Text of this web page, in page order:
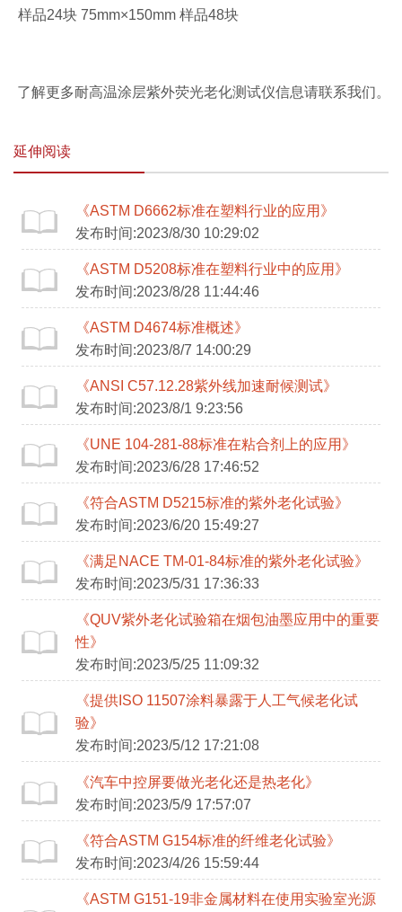
样品24块 75mm×150mm 样品48块
了解更多耐高温涂层紫外荧光老化测试仪信息请联系我们。
延伸阅读
《ASTM D6662标准在塑料行业的应用》
发布时间:2023/8/30 10:29:02
《ASTM D5208标准在塑料行业中的应用》
发布时间:2023/8/28 11:44:46
《ASTM D4674标准概述》
发布时间:2023/8/7 14:00:29
《ANSI C57.12.28紫外线加速耐候测试》
发布时间:2023/8/1 9:23:56
《UNE 104-281-88标准在粘合剂上的应用》
发布时间:2023/6/28 17:46:52
《符合ASTM D5215标准的紫外老化试验》
发布时间:2023/6/20 15:49:27
《满足NACE TM-01-84标准的紫外老化试验》
发布时间:2023/5/31 17:36:33
《QUV紫外老化试验箱在烟包油墨应用中的重要
性》
发布时间:2023/5/25 11:09:32
《提供ISO 11507涂料暴露于人工气候老化试
验》
发布时间:2023/5/12 17:21:08
《汽车中控屏要做光老化还是热老化》
发布时间:2023/5/9 17:57:07
《符合ASTM G154标准的纤维老化试验》
发布时间:2023/4/26 15:59:44
《ASTM G151-19非金属材料在使用实验室光源